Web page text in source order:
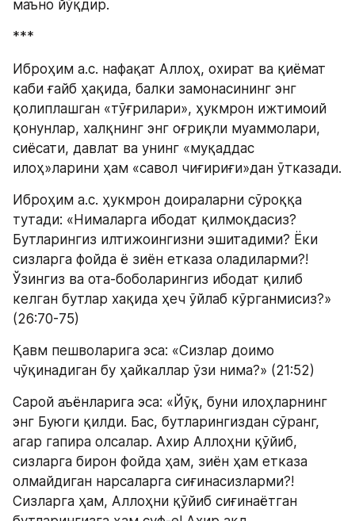
маъно йўқдир.
***
Иброҳим а.с. нафақат Аллоҳ, охират ва қиёмат
каби ғайб ҳақида, балки замонасининг энг
қолиплашган «тўғрилари», ҳукмрон ижтимоий
қонунлар, халқнинг энг оғриқли муаммолари,
сиёсати, давлат ва унинг «муқаддас
илоҳ»ларини ҳам «савол чиғириғи»дан ўтказади.
Иброҳим а.с. ҳукмрон доираларни сўроққа
тутади: «Нималарга ибодат қилмоқдасиз?
Бутларингиз илтижоингизни эшитадими? Ёки
сизларга фойда ё зиён етказа оладиларми?!
Ўзингиз ва ота-боболарингиз ибодат қилиб
келган бутлар хақида ҳеч ўйлаб кўрганмисиз?»
(26:70-75)
Қавм пешволарига эса: «Сизлар доимо
чўқинадиган бу ҳайкаллар ўзи нима?» (21:52)
Сарой аъёнларига эса: «Йўқ, буни илоҳларнинг
энг Буюги қилди. Бас, бутларингиздан сўранг,
агар гапира олсалар. Ахир Аллоҳни қўйиб,
сизларга бирон фойда ҳам, зиён ҳам етказа
олмайдиган нарсаларга сиғинасизларми?!
Сизларга ҳам, Аллоҳни қўйиб сиғинаётган